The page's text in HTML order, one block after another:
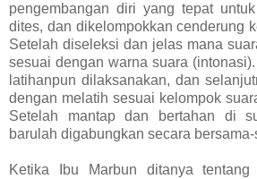
pengembangan diri yang tepat
dites, dan dikelompokkan cenderung
Setelah diseleksi dan jelas mana
sesuai dengan warna suara
latihanpun dilaksanakan, dan
dengan melatih sesuai kelompok
Setelah mantap dan bertahan di
barulah digabungkan secara bersama-
Ketika Ibu Marbun ditanya tentang